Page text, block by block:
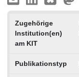
Zugehörige
Institution(en)
am KIT
Publikationstyp